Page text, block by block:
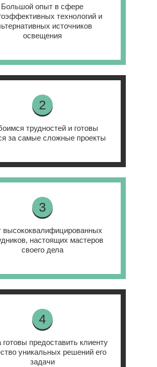
Большой опыт в сфере
технологий и
источников
освещения
2
трудностей и готовы
за самые сложные проекты
3
высококвалифицированных
настоящих мастеров
своего дела
4
готовы предоставить клиенту
уникальных решений его
задачи